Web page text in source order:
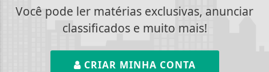
Você pode ler matérias exclusivas, anunciar
classificados e muito mais!
CRIAR MINHA CONTA